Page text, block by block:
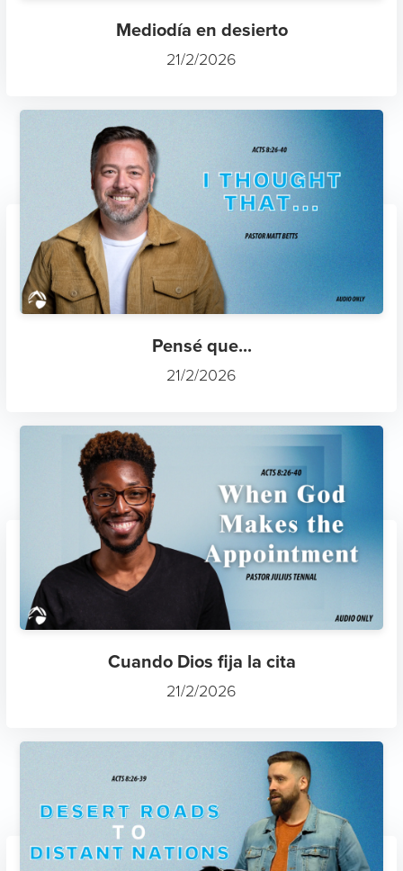
Mediodía en desierto
21/2/2026
Pensé que...
21/2/2026
Cuando Dios fija la cita
21/2/2026